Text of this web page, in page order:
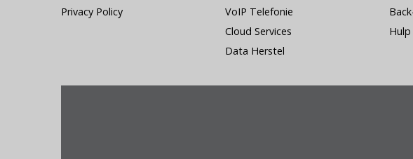
Privacy Policy
VoIP Telefonie
Cloud Services
Data Herstel